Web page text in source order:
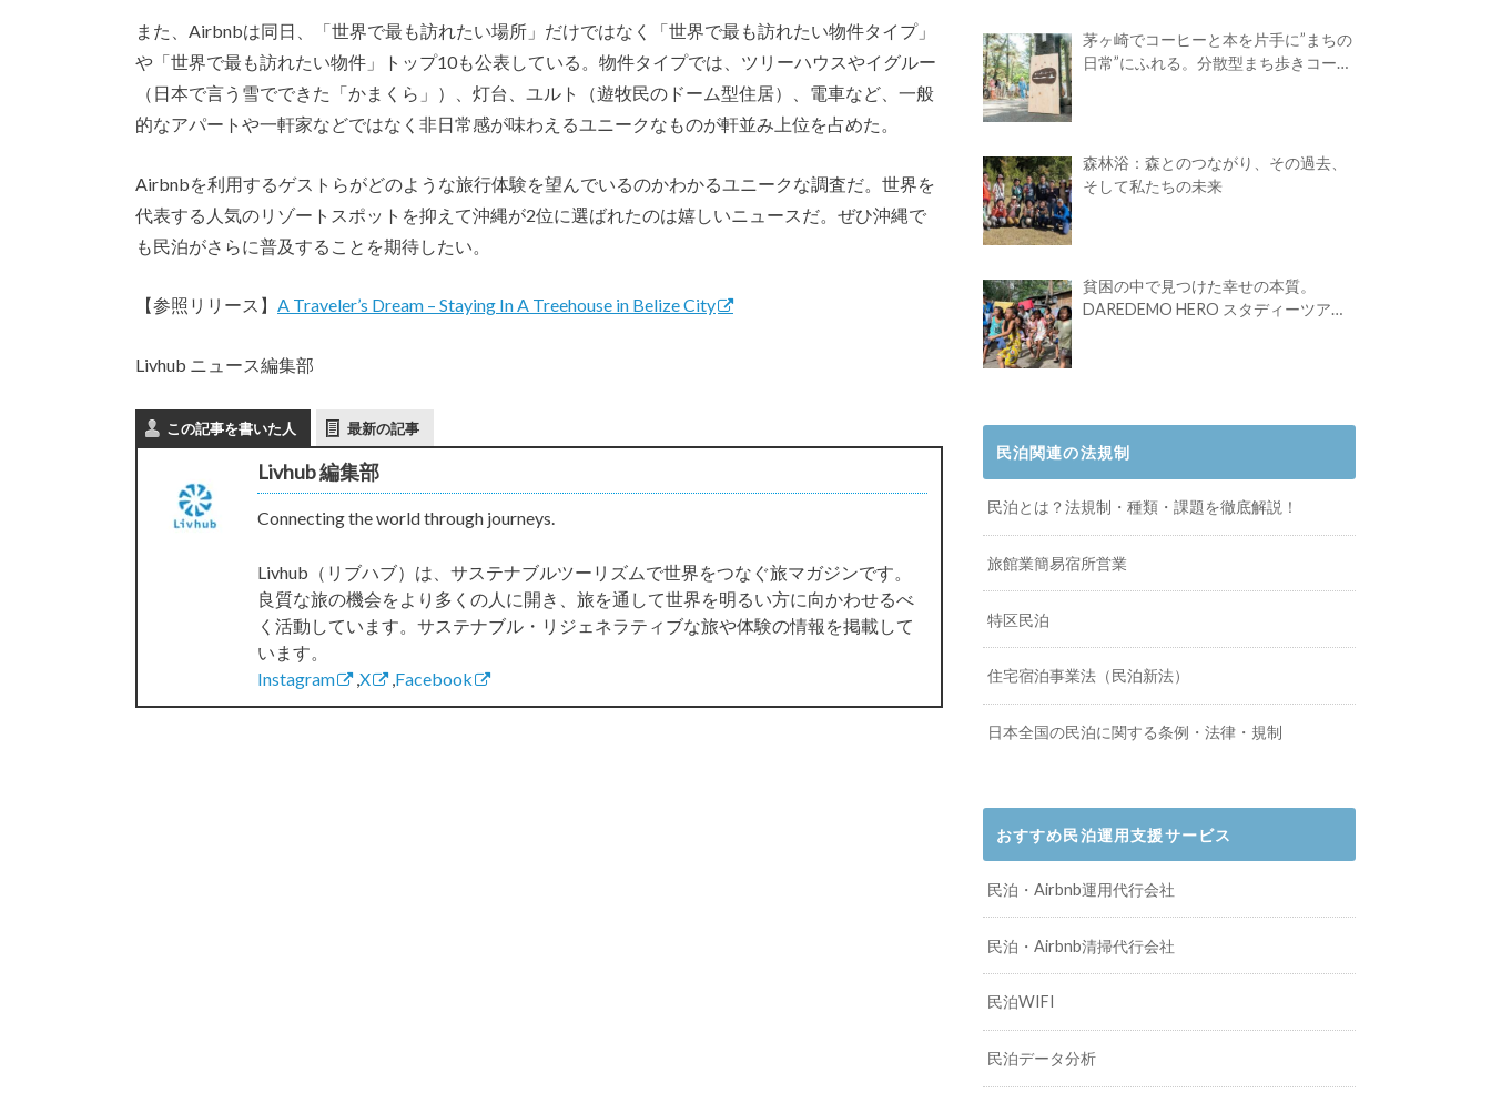
また、Airbnbは同日、「世界で最も訪れたい場所」だけではなく「世界で最も訪れたい物件タイプ」
や「世界で最も訪れたい物件」トップ10も公表している。物件タイプでは、ツリーハウスやイグルー
（日本で言う雪でできた「かまくら」）、灯台、ユルト（遊牧民のドーム型住居）、電車など、一般
的なアパートや一軒家などではなく非日常感が味わえるユニークなものが軒並み上位を占めた。
Airbnbを利用するゲストらがどのような旅行体験を望んでいるのかわかるユニークな調査だ。世界を
代表する人気のリゾートスポットを抑えて沖縄が2位に選ばれたのは嬉しいニュースだ。ぜひ沖縄で
も民泊がさらに普及することを期待したい。
【参照リリース】 A Traveler’s Dream – Staying In A Treehouse in Belize City
Livhub ニュース編集部
この記事を書いた人 最新の記事
Livhub 編集部
Connecting the world through journeys.
Livhub（リブハブ）は、サステナブルツーリズムで世界をつなぐ旅マガジンです。
良質な旅の機会をより多くの人に開き、旅を通して世界を明るい方に向かわせるべ
く活動しています。サステナブル・リジェネラティブな旅や体験の情報を掲載して
います。
Instagram
,X ,Facebook
茅ヶ崎でコーヒーと本を片手に”まちの
日常”にふれる。分散型まち歩きコーヒ
森林浴：森とのつながり、その過去、
そして私たちの未来
貧困の中で見つけた幸せの本質。
DAREDEMO HERO スタディーツアー
民泊関連の法規制
民泊とは？法規制・種類・課題を徹底解説！
旅館業簡易宿所営業
特区民泊
住宅宿泊事業法（民泊新法）
日本全国の民泊に関する条例・法律・規制
おすすめ民泊運用支援サービス
民泊・Airbnb運用代行会社
民泊・Airbnb清掃代行会社
民泊WIFI
民泊データ分析